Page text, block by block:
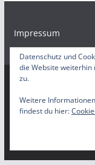
Impressum
Copyright © 2026
Datenschutz und
die Website weiterhin
zu.
Weitere
findest du hier: